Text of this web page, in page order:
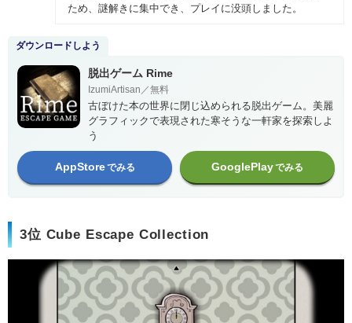
ため、謎解きに集中でき、プレイに没頭しました。
ダウンロードしよう
脱出ゲーム Rime
IzumiArtisan／無料
古ぼけた本の世界に閉じ込められる脱出ゲーム。美麗
グラフィックで表現された寒そうな一軒家を探索しよ
う
AppStoreでみる GooglePlayでみる
3位 Cube Escape Collection